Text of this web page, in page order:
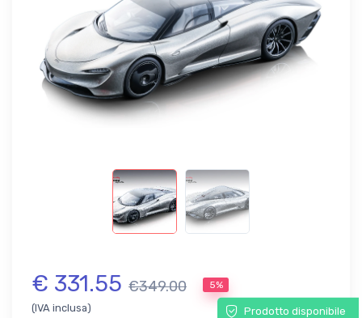
€ 331.55 €349.00 5%
(IVA inclusa) Prodotto disponibile